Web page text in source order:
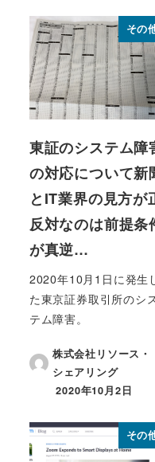
その
東証のシステム障
の対応について新
とIT業界の見方が
反対なのは前提条
が真逆…
2020年10月1日に発生
た東京証券取引所のシ
テム障害。
株式会社リソース・
シェアリング
投稿日
2020年10月2日
その